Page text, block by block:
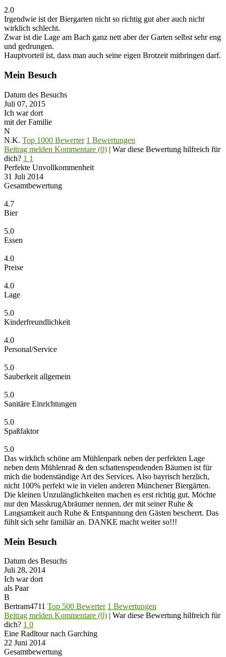
2.0
Irgendwie ist der Biergarten nicht so richtig gut aber auch nicht
wirklich schlecht.
Zwar ist die Lage am Bach ganz nett aber der Garten selbst sehr eng
und gedrungen.
Hauptvorteil ist, dass man auch seine eigen Brotzeit mitbringen darf.
Mein Besuch
Datum des Besuchs
Juli 07, 2015
Ich war dort
mit der Familie
N
N.K. Top 1000 Bewerter 1 Bewertungen
Beitrag melden Kommentare (0) | War diese Bewertung hilfreich für
dich? 1 1
Perfekte Unvollkommenheit
31 Juli 2014
Gesamtbewertung
4.7
Bier
5.0
Essen
4.0
Preise
4.0
Lage
5.0
Kinderfreundlichkeit
4.0
Personal/Service
5.0
Sauberkeit allgemein
5.0
Sanitäre Einrichtungen
5.0
Spaßfaktor
5.0
Das wirklich schöne am Mühlenpark neben der perfekten Lage
neben dem Mühlenrad & den schattenspendenden Bäumen ist für
mich die bodenständige Art des Services. Also bayrisch herzlich,
nicht 100% perfekt wie in vielen anderen Münchener Biergärten.
Die kleinen Unzulänglichkeiten machen es erst richtig gut. Möchte
nur den MasskrugAbräumer nennen, der mit seiner Ruhe &
Langsamkeit auch Ruhe & Entspannung den Gästen bescherrt. Das
fühlt sich sehr familiär an. DANKE macht weiter so!!!
Mein Besuch
Datum des Besuchs
Juli 28, 2014
Ich war dort
als Paar
B
Bertram4711 Top 500 Bewerter 1 Bewertungen
Beitrag melden Kommentare (0) | War diese Bewertung hilfreich für
dich? 1 0
Eine Radltour nach Garching
22 Juni 2014
Gesamtbewertung